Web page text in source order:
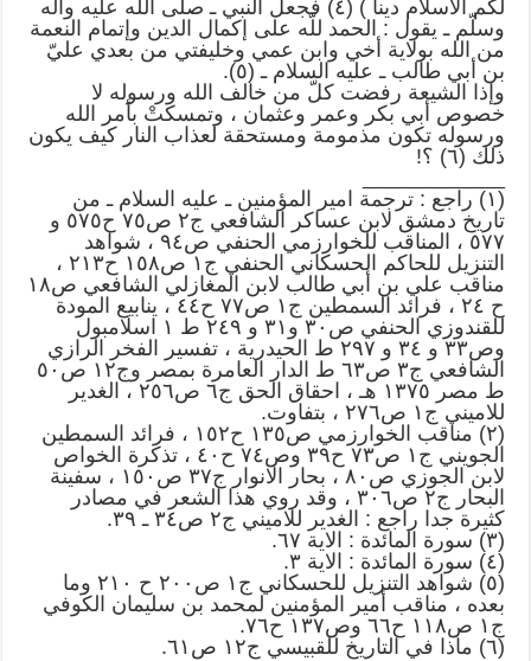
لكم الاسلام ديناً ) (٤) فجعل النبي ـ صلّى الله عليه وآله
وسلّم ـ يقول : الحمد للّه على إكمال الدين وإتمام النعمة
من الله بولاية أخي وابن عمي وخليفتي من بعدي عليّ
بن أبي طالب ـ عليه السلام ـ (٥).
وإذا الشيعة رفضت كلّ من خالف الله ورسوله لا
خصوص أبي بكر وعمر وعثمان ، وتمسكتْ بأمر الله
ورسوله تكون مذمومة ومستحقة لعذاب النار كيف يكون
ذلك (٦) ؟!
(۱) راجع : ترجمة امير المؤمنين ـ عليه السلام ـ من
تاريخ دمشق لابن عساكر الشافعي ج۲ ص۷٥ ح٥۷٥ و
٥۷۷ ، المناقب للخوارزمي الحنفي ص۹٤ ، شواهد
التنزيل للحاكم الحسكاني الحنفي ج۱ ص۱٥۸ ح۲۱۳ ،
مناقب علي بن أبي طالب لابن المغازلي الشافعي ص۱۸
ح ۲٤ ، فرائد السمطين ج۱ ص۷۷ ح٤٤ ، ينابيع المودة
للقندوزي الحنفي ص۳۰ و۳۱ و ۲٤۹ ط ۱ اسلامبول
وص۳۳ و ۳٤ و ۲۹۷ ط الحيدرية ، تفسير الفخر الرازي
الشافعي ج۳ ص٦۳ ط الدار العامرة بمصر وج۱۲ ص٥۰
ط مصر ۱۳۷٥ هـ ، احقاق الحق ج٦ ص۲٥٦ ، الغدير
للاميني ج۱ ص۲۷٦ ، بتفاوت.
(۲) مناقب الخوارزمي ص۱۳٥ ح۱٥۲ ، فرائد السمطين
الجويني ج۱ ص۷۳ ح۳۹ وص۷٤ ح٤۰ ، تذكرة الخواص
لابن الجوزي ص۸۰ ، بحار الانوار ج۳۷ ص۱٥۰ ، سفينة
البحار ج۲ ص۳۰٦ ، وقد روي هذا الشعر في مصادر
كثيرة جدا راجع : الغدير للاميني ج۲ ص۳٤ ـ ۳۹.
(۳) سورة المائدة : الاية ٦۷.
(٤) سورة المائدة : الاية ۳.
(٥) شواهد التنزيل للحسكاني ج۱ ص۲۰۰ ح ۲۱۰ وما
بعده ، مناقب أمير المؤمنين لمحمد بن سليمان الكوفي
ج۱ ص۱۱۸ ح٦٦ وص۱۳۷ ح۷٦.
(٦) ماذا في التاريخ للقبيسي ج۱۲ ص٦۱.